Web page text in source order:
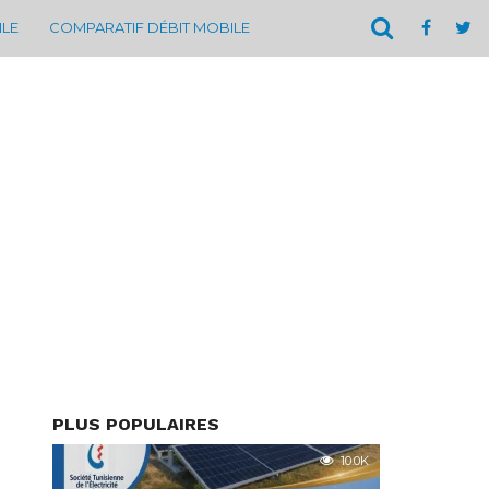
COMPARATIF DÉBIT MOBILE
PLUS POPULAIRES
10.0K